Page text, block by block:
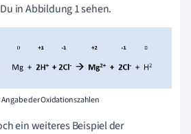
in Abbildung 1 sehen.
der Oxidationszahlen
ein weiteres Beispiel der